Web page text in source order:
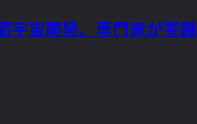
宇宙開発、専門家が警鐘